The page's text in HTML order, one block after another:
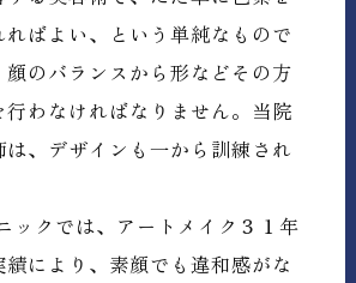
ばよい、という単純なもので
顔のバランスから形などその方
行わなければなりません。当院
、デザインも一から訓練され
ックでは、アートメイク３１年
により、素顔でも違和感がな